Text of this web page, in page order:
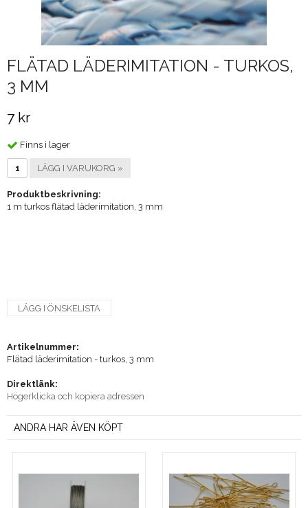
FLÄTAD LÄDERIMITATION - TURKOS,
3 MM
7 kr
Finns i lager
LÄGG I VARUKORG »
Produktbeskrivning:
1 m turkos flätad läderimitation, 3 mm
LÄGG I ÖNSKELISTA
Artikelnummer:
Flätad läderimitation - turkos, 3 mm
Direktlänk:
Högerklicka och kopiera adressen
ANDRA HAR ÄVEN KÖPT